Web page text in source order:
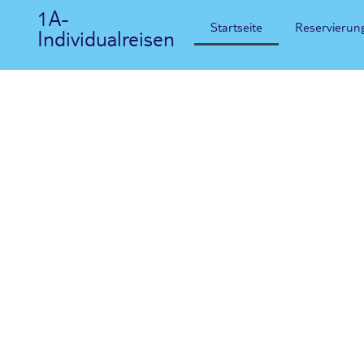
1A-
Individualreisen Startseite